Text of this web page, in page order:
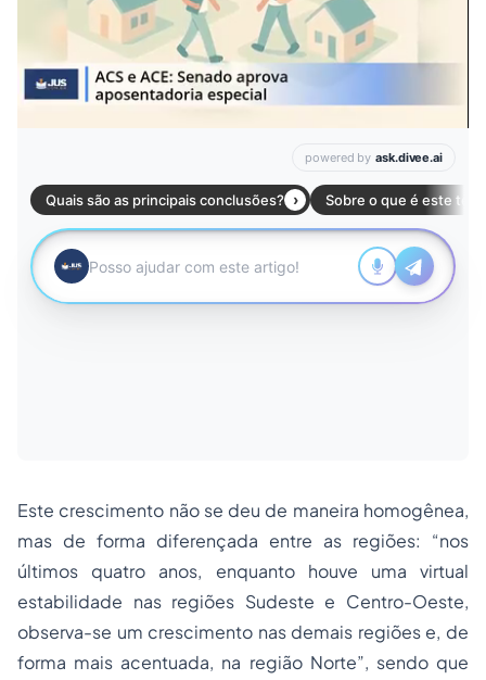
Este crescimento não se deu de maneira homogênea,
mas de forma diferençada entre as regiões: “nos
últimos quatro anos, enquanto houve uma virtual
estabilidade nas regiões Sudeste e Centro-Oeste,
observa-se um crescimento nas demais regiões e, de
forma mais acentuada, na região Norte”, sendo que